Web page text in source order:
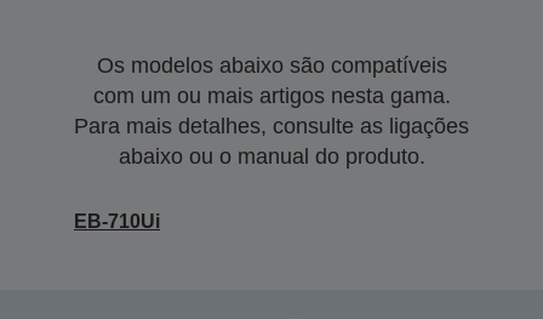
Os modelos abaixo são compatíveis
com um ou mais artigos nesta gama.
Para mais detalhes, consulte as ligações
abaixo ou o manual do produto.
EB-710Ui